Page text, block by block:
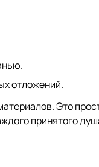
отложений.
Это
принятого